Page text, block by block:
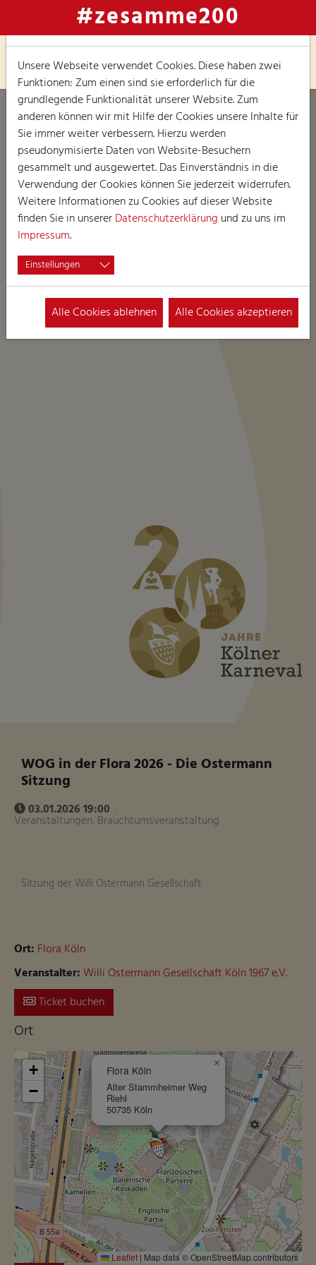
#zesamme200
Skip to main content
WOG in der Flora 2026 - Die Ostermann
Sitzung
03.01.2026 19:00
Veranstaltungen, Brauchtumsveranstaltung
Sitzung der Willi Ostermann Gesellschaft
Ort: Flora Köln
Veranstalter:Willi Ostermann Gesellschaft Köln 1967 e.V.
Ticket buchen
Ort
Flora Köln
Alter Stammheimer Weg
Riehl
50735 Köln
×
+
−
Leaflet | Map data © OpenStreetMap contributors
Hinweis zu Cookies
Unsere Webseite verwendet Cookies. Diese haben zwei
Funktionen: Zum einen sind sie erforderlich für die
grundlegende Funktionalität unserer Website. Zum
anderen können wir mit Hilfe der Cookies unsere Inhalte für
Sie immer weiter verbessern. Hierzu werden
pseudonymisierte Daten von Website-Besuchern
gesammelt und ausgewertet. Das Einverständnis in die
Verwendung der Cookies können Sie jederzeit widerrufen.
Weitere Informationen zu Cookies auf dieser Website
finden Sie in unsererDatenschutzerklärung und zu uns im
Impressum.
Einstellungen
Alle Cookies ablehnen Alle Cookies akzeptieren